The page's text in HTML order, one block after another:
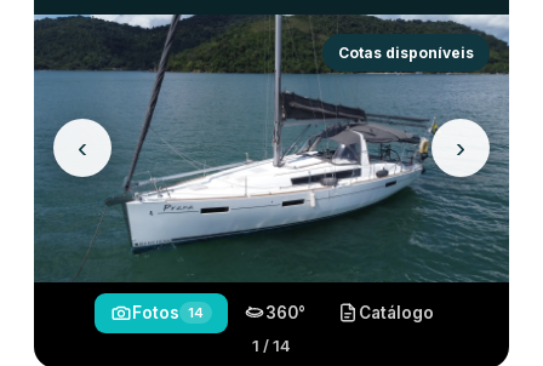
Cotas disponíveis
‹ ›
1 / 14
Fotos 14 360° Catálogo